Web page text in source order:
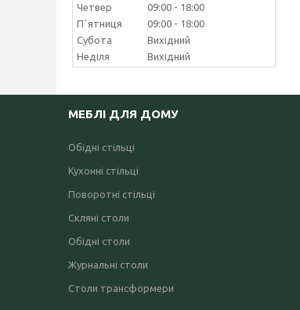
Четвер
09:00
18:00
Пʼятниця
09:00
18:00
Субота
Вихідний
Неділя
Вихідний
МЕБЛІ ДЛЯ ДОМУ
Обідні стільці
Кухонні стільці
Поворотні стільці
Скляні столи
Обідні столи
Журнальні столи
Столи трансформери